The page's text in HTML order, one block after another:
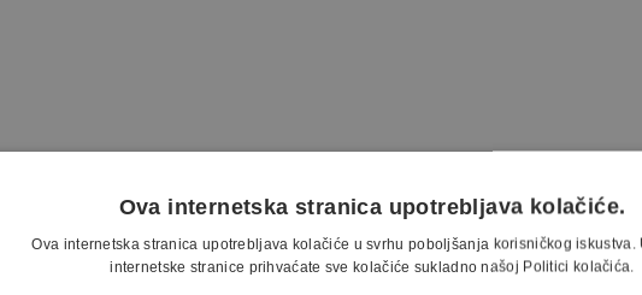
Ova internetska stranica upotrebljava kolačiće.
Ova internetska stranica upotrebljava kolačiće u svrhu poboljšanja korisničkog iskustva.
internetske stranice prihvaćate sve kolačiće sukladno našoj Politici kolačića.